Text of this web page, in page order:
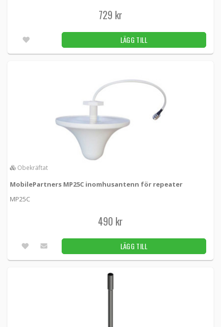
729 kr
LÄGG TILL
Obekräftat
MobilePartners MP25C inomhusantenn för repeater
MP25C
490 kr
LÄGG TILL